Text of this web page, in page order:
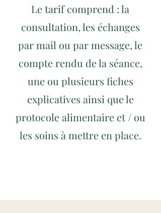
Le tarif comprend : la
consultation, les échanges
par mail ou par message, le
compte rendu de la séance,
une ou plusieurs fiches
explicatives ainsi que le
protocole alimentaire et / ou
les soins à mettre en place.